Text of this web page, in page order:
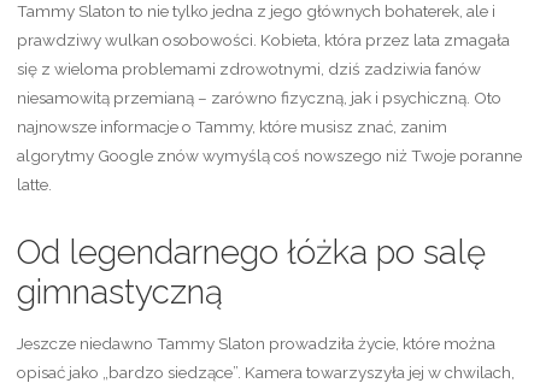
Tammy Slaton to nie tylko jedna z jego głównych bohaterek, ale i
prawdziwy wulkan osobowości. Kobieta, która przez lata zmagała
się z wieloma problemami zdrowotnymi, dziś zadziwia fanów
niesamowitą przemianą – zarówno fizyczną, jak i psychiczną. Oto
najnowsze informacje o Tammy, które musisz znać, zanim
algorytmy Google znów wymyślą coś nowszego niż Twoje poranne
latte.
Od legendarnego łóżka po salę
gimnastyczną
Jeszcze niedawno Tammy Slaton prowadziła życie, które można
opisać jako „bardzo siedzące”. Kamera towarzyszyła jej w chwilach,